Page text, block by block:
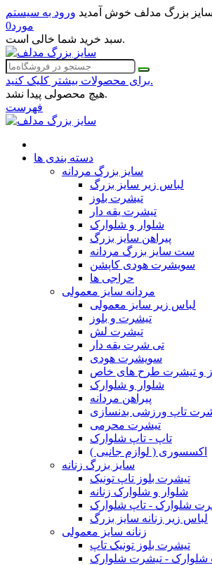
سایز بزرگ مدلف خوش آمدید ورود به سیستم
0مورد
سبد خرید شما خالی است.
برای محصولات بیشتر کلیک کنید.
هیچ محصولی پیدا نشد.
فهرست
دسته بندی ها
سایز بزرگ مردانه
لباس زیر سایز بزرگ
تیشرت بلوز
تیشرت یقه دار
شلوار و شلوارک
پیراهن سایز بزرگ
ست سایز بزرگ مردانه
سویشرت هودی کاپشن
حراجی ها
مردانه سایز معمولی
لباس زیر سایز معمولی
تیشرت و بلوز
تیشرت لش
تی شرت یقه دار
سویشرت هودی
و تیشرت طرح های خاص
شلوار و شلوارک
پیراهن مردانه
تاپ ورزشی بدنسازی
تیشرت محرمی
تاپ - تاپ شلوارک
اکسسوری ( لوازم جانبی )
سایز بزرگ زنانه
تیشرت بلوز تاپ تونیک
شلوار و شلوارک زنانه
شلوارک - تاپ شلوارک
لباس زیر زنانه سایز بزرگ
زنانه سایز معمولی
تیشرت بلوز تونیک تاپ
شلوارک - تیشرت شلوارک